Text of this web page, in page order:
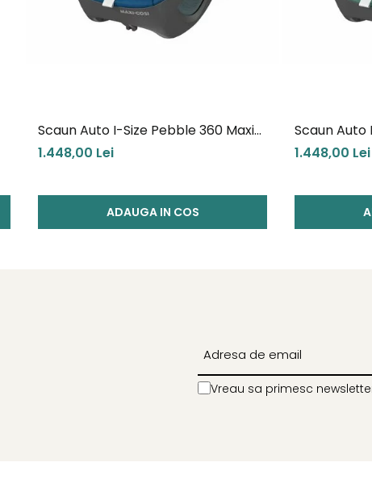
Scaun Auto I-Size Pebble 360 Maxi
Cosi Blue
1.448,00 Lei
ADAUGA IN COS
Scaun Auto
Cosi Green
1.448,00 Lei
Vreau sa primesc